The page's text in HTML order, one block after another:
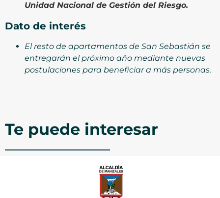
Unidad Nacional de Gestión del Riesgo.
Dato de interés
El resto de apartamentos de San Sebastián se
entregarán el próximo año mediante nuevas
postulaciones para beneficiar a más personas.
Te puede interesar